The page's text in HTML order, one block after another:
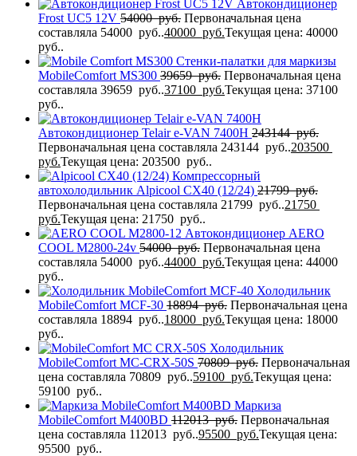
Автокондиционер
Frost UC5 12V 54000руб. Первоначальная цена
составляла 54000 руб..40000 руб.Текущая цена: 40000
руб..
Стенки-палатки для маркизы
MobileComfort МS300 39659руб. Первоначальная цена
составляла 39659 руб..37100 руб.Текущая цена: 37100
руб..
Автокондиционер Telair e-VAN 7400H 243144руб.
Первоначальная цена составляла 243144 руб..203500
руб.Текущая цена: 203500 руб..
Компрессорный
автохолодильник Alpicool CX40 (12/24) 21799руб.
Первоначальная цена составляла 21799 руб..21750
руб.Текущая цена: 21750 руб..
Автокондиционер AERO
COOL M2800-24v 54000руб. Первоначальная цена
составляла 54000 руб..44000 руб.Текущая цена: 44000
руб..
Холодильник
MobileComfort MCF-30 18894руб. Первоначальная цена
составляла 18894 руб..18000 руб.Текущая цена: 18000
руб..
Холодильник
MobileComfort MC-CRX-50S 70809руб. Первоначальная
цена составляла 70809 руб..59100 руб.Текущая цена:
59100 руб..
Маркиза
MobileComfort M400BD 112013руб. Первоначальная
цена составляла 112013 руб..95500 руб.Текущая цена:
95500 руб..